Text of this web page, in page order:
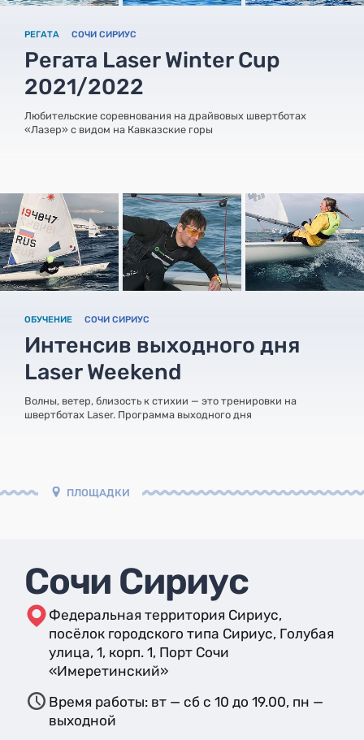
РЕГАТА СОЧИ СИРИУС
Регата Laser Winter Cup
2021/2022
Любительские соревнования на драйвовых швертботах
«Лазер» с видом на Кавказские горы
ОБУЧЕНИЕ СОЧИ СИРИУС
Интенсив выходного дня
Laser Weekend
Волны, ветер, близость к стихии — это тренировки на
швертботах Laser. Программа выходного дня
ПЛОЩАДКИ
Сочи Сириус
Федеральная территория Сириус,
посёлок городского типа Сириус, Голубая
улица, 1, корп. 1, Порт Сочи
«Имеретинский»
Время работы: вт — сб с 10 до 19.00, пн —
выходной